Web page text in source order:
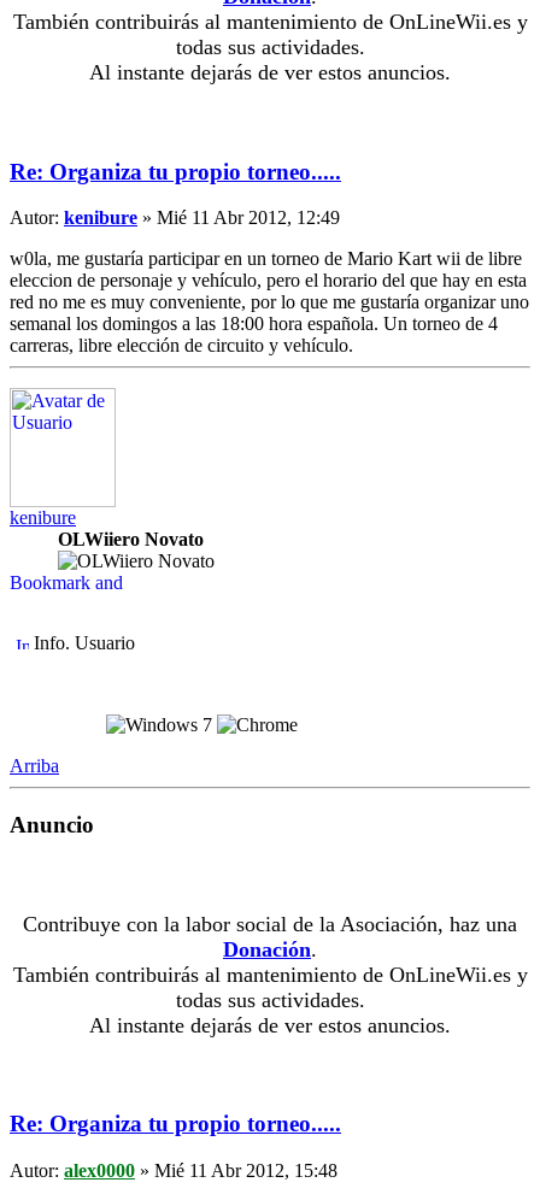
También contribuirás al mantenimiento de OnLineWii.es y
todas sus actividades.
Al instante dejarás de ver estos anuncios.
Re: Organiza tu propio torneo.....
Autor: kenibure » Mié 11 Abr 2012, 12:49
w0la, me gustaría participar en un torneo de Mario Kart wii de libre
eleccion de personaje y vehículo, pero el horario del que hay en esta
red no me es muy conveniente, por lo que me gustaría organizar uno
semanal los domingos a las 18:00 hora española. Un torneo de 4
carreras, libre elección de circuito y vehículo.
kenibure
OLWiiero Novato
Info. Usuario
Arriba
Anuncio
Contribuye con la labor social de la Asociación, haz una
Donación.
También contribuirás al mantenimiento de OnLineWii.es y
todas sus actividades.
Al instante dejarás de ver estos anuncios.
Re: Organiza tu propio torneo.....
Autor: alex0000 » Mié 11 Abr 2012, 15:48